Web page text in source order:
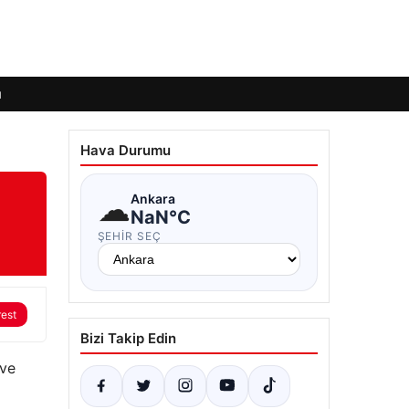
Hava Durumu
☁Ankara
NaN°C
ŞEHIR SEÇ
Bizi Takip Edin